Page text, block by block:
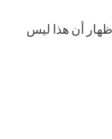
أن هذا ليس